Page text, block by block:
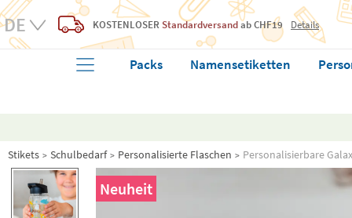
KOSTENLOSER Standardversandab CHF19 Details
Packs Namensetiketten
Stikets Schulbedarf Personalisierte Flaschen Personalisierbare
Neuheit